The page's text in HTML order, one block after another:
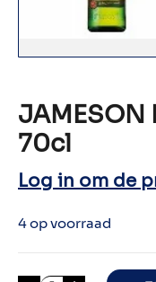
JAMESON
70cl
Log in om de
4 op voorraad